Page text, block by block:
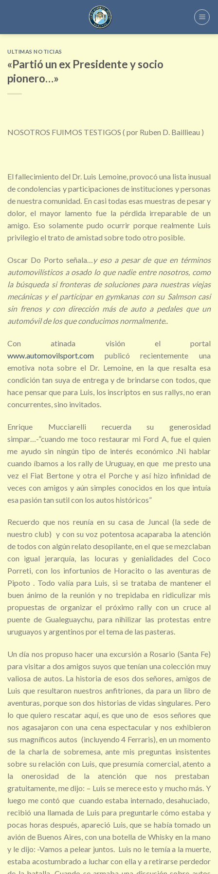
ULTIMAS NOTICIAS
«Partió un ex Presidente y socio
pionero…»
NOSOTROS FUIMOS TESTIGOS ( por Ruben D. Baillieau )
El fallecimiento del Dr. Luis Lemoine, provocó una lista inusual
de condolencias y participaciones de instituciones y personas
de nuestra comunidad. En casi todas esas muestras de pesar y
dolor, el mayor lamento fue la pérdida irreparable de un
amigo. Eso solamente pudo ocurrir porque realmente Luis
privilegio el trato de amistad sobre todo otro posible.
Oscar Do Porto señala…y eso a pesar de que en términos
automovilísticos a osado lo que nadie entre nosotros, como
la búsqueda si fronteras de soluciones para nuestras viejas
mecánicas y el participar en gymkanas con su Salmson casi
sin frenos y con dirección más de auto a pedales que un
automóvil de los que conducimos normalmente..
Con atinada visión el portal
www.automovilsport.com publicó recientemente una
emotiva nota sobre el Dr. Lemoine, en la que resalta esa
condición tan suya de entrega y de brindarse con todos, que
hace pensar que para Luis, los inscriptos en sus rallys, no eran
concurrentes, sino invitados.
Enrique Mucciarelli recuerda su generosidad
simpar…-”cuando me toco restaurar mi Ford A, fue el quien
me ayudo sin ningún tipo de interés económico .Ni hablar
cuando íbamos a los rally de Uruguay, en que me presto una
vez el Fiat Bertone y otra el Porche y así hizo infinidad de
veces con amigos y aún simples conocidos en los que intuía
esa pasión tan sutil con los autos históricos”
Recuerdo que nos reunía en su casa de Juncal (la sede de
nuestro club) y con su voz potentosa acaparaba la atención
de todos con algún relato desopilante, en el que se mezclaban
con igual jerarquía, las locuras y genialidades del Coco
Porreti, con los infortunios de Horacito o las aventuras de
Pipoto . Todo valía para Luis, si se trataba de mantener el
buen ánimo de la reunión y no trepidaba en ridiculizar mis
propuestas de organizar el próximo rally con un cruce al
puente de Gualeguaychu, para nihilizar las protestas entre
uruguayos y argentinos por el tema de las pasteras.
Un día nos propuso hacer una excursión a Rosario (Santa Fe)
para visitar a dos amigos suyos que tenían una colección muy
valiosa de autos. La historia de esos dos señores, amigos de
Luis que resultaron nuestros anfitriones, da para un libro de
aventuras, porque son dos historias de vidas singulares. Pero
lo que quiero rescatar aquí, es que uno de esos señores que
nos agasajaron con una cena espectacular y nos exhibieron
sus magníficos autos (incluyendo 4 Ferraris), en un momento
de la charla de sobremesa, ante mis preguntas insistentes
sobre su relación con Luis, que presumía comercial, atento a
la onerosidad de la atención que nos prestaban
gratuitamente, me dijo: – Luis se merece esto y mucho más. Y
luego me contó que cuando estaba internado, desahuciado,
recibió una llamada de Luis para preguntarle cómo estaba y
pocas horas después, apareció Luis, que se había tomado un
avión de Buenos Aires, con una botella de Whisky en la mano
y le dijo: -Vamos a pelear juntos. Luis no le temía a la muerte,
estaba acostumbrado a luchar con ella y a retirarse perdedor